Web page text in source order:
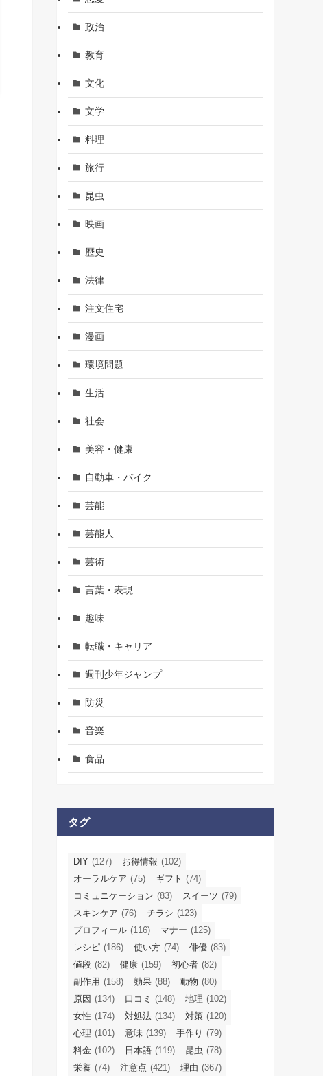
政治
教育
文化
文学
料理
旅行
昆虫
映画
歴史
法律
注文住宅
漫画
環境問題
生活
社会
美容・健康
自動車・バイク
芸能
芸能人
芸術
言葉・表現
趣味
転職・キャリア
週刊少年ジャンプ
防災
音楽
食品
タグ
DIY (127) お得情報 (102)
オーラルケア (75) ギフト (74)
コミュニケーション (83) スイーツ (79)
スキンケア (76) チラシ (123)
プロフィール (116) マナー (125)
レシピ (186) 使い方 (74) 俳優 (83)
値段 (82) 健康 (159) 初心者 (82)
副作用 (158) 効果 (88) 動物 (80)
原因 (134) 口コミ (148) 地理 (102)
女性 (174) 対処法 (134) 対策 (120)
心理 (101) 意味 (139) 手作り (79)
料金 (102) 日本語 (119) 昆虫 (78)
栄養 (74) 注意点 (421) 理由 (367)